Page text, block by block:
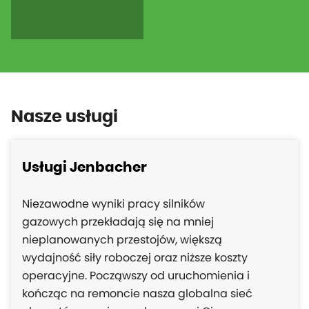
Nasze usługi
Usługi Jenbacher
Niezawodne wyniki pracy silników
gazowych przekładają się na mniej
nieplanowanych przestojów, większą
wydajność siły roboczej oraz niższe koszty
operacyjne. Począwszy od uruchomienia i
kończąc na remoncie nasza globalna sieć